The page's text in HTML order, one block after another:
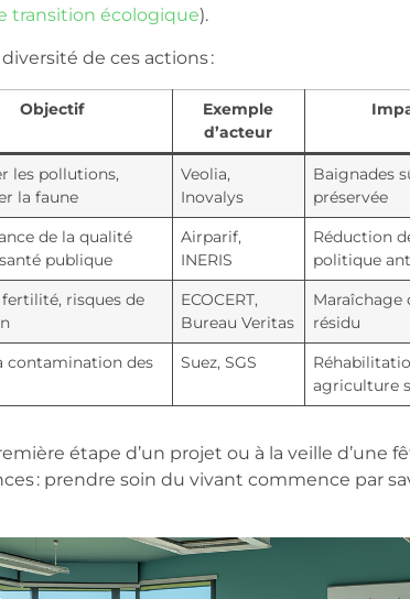
transition écologique).
de ces actions :
Objectif
Exemple
d’acteur
les pollutions,
la faune
Veolia,
Inovalys
Baignades
préservée
de la qualité
publique
Airparif,
INERIS
Réduction
politique
fertilité, risques de
ECOCERT,
Bureau Veritas
Maraîchage
résidu
contamination des
Suez, SGS
agriculture
étape d’un projet ou à la veille d’une
: prendre soin du vivant commence par